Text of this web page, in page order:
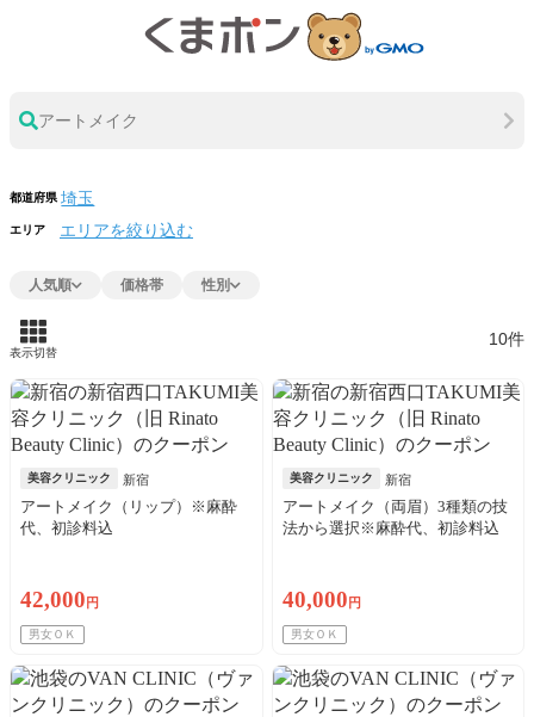
アートメイク
都道府県
エリア エリアを絞り込む
人気順 価格帯 性別
表示切替
10件
美容クリニック 新宿
アートメイク（リップ）※麻酔
代、初診料込
42,000 円
男女ＯＫ
美容クリニック 新宿
アートメイク（両眉）3種類の技
法から選択※麻酔代、初診料込
40,000 円
男女ＯＫ